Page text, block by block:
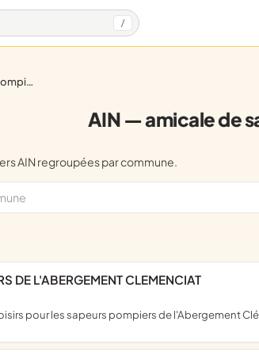
/
AIN — amicale de
AIN regroupées par commune.
DE L'ABERGEMENT CLEMENCIAT
pour les sapeurs pompiers de l'Abergement